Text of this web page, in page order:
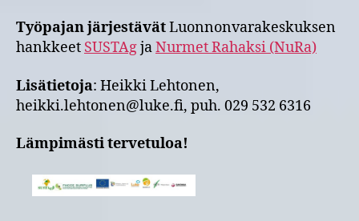
Työpajan järjestävätLuonnonvarakeskuksen
hankkeet SUSTAgjaNurmet Rahaksi (NuRa)
Lisätietoja: Heikki Lehtonen,
heikki.lehtonen@luke.fi, puh. 029 532 6316
Lämpimästi tervetuloa!